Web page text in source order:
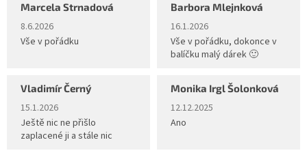
Marcela Strnadová
Hodnocení obchodu je 5 z 5 hvězdiček.
8.6.2026
Vše v pořádku
Barbora Mlejnková
Hodnocení obchodu je 5 z 5
16.1.2026
Vše v pořádku, dokonce v
balíčku malý dárek 🙂
Vladimír Černý
Hodnocení obchodu je 5 z 5 hvězdiček.
15.1.2026
Ještě nic ne přišlo
zaplacené ji a stále nic
Monika Irgl Šolonková
Hodnocení obchodu je 5 z 5
12.12.2025
Ano